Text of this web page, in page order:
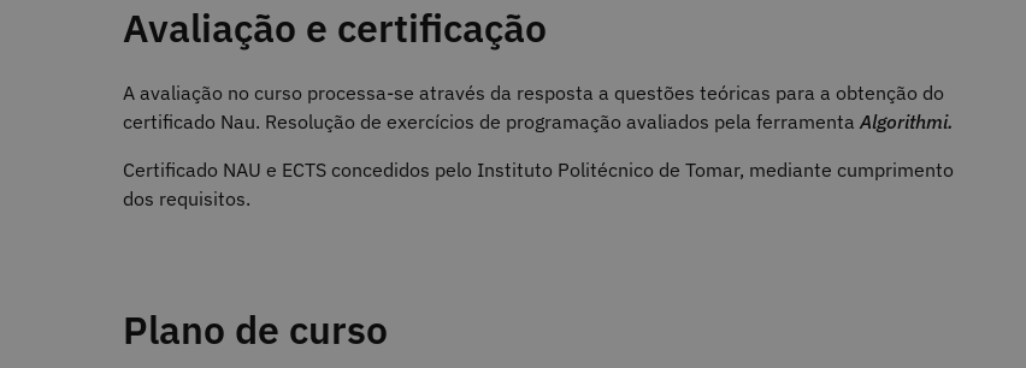
Avaliação e certificação
A avaliação no curso processa-se através da resposta a questões teóricas para a obtenção do
certificado Nau. Resolução de exercícios de programação avaliados pela ferramenta Algorithmi.
Certificado NAU e ECTS concedidos pelo Instituto Politécnico de Tomar, mediante cumprimento
dos requisitos.
Plano de curso